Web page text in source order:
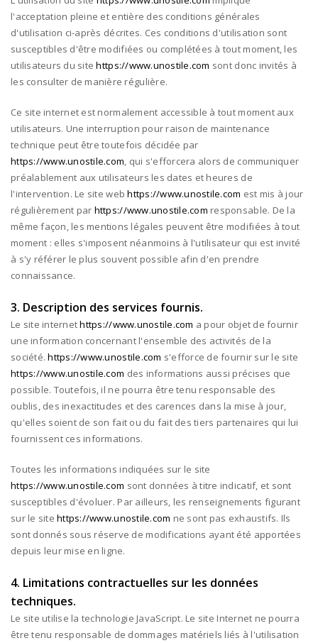
l'acceptation pleine et entière des conditions générales
d'utilisation ci-après décrites. Ces conditions d'utilisation sont
susceptibles d'être modifiées ou complétées à tout moment, les
utilisateurs du sitehttps://www.unostile.com sont donc invités à
les consulter de manière régulière.
Ce site internet est normalement accessible à tout moment aux
utilisateurs. Une interruption pour raison de maintenance
technique peut être toutefois décidée par
https://www.unostile.com, qui s'efforcera alors de communiquer
préalablement aux utilisateurs les dates et heures de
l'intervention. Le site webhttps://www.unostile.com est mis à jour
régulièrement par https://www.unostile.com responsable. De la
même façon, les mentions légales peuvent être modifiées à tout
moment : elles s'imposent néanmoins à l'utilisateur qui est invité
à s'y référer le plus souvent possible afin d'en prendre
connaissance.
3. Description des services fournis.
Le site internethttps://www.unostile.com a pour objet de fournir
une information concernant l'ensemble des activités de la
société.https://www.unostile.com s'efforce de fournir sur le site
https://www.unostile.com des informations aussi précises que
possible. Toutefois, il ne pourra être tenu responsable des
oublis, des inexactitudes et des carences dans la mise à jour,
qu'elles soient de son fait ou du fait des tiers partenaires qui lui
fournissent ces informations.
Toutes les informations indiquées sur le site
https://www.unostile.com sont données à titre indicatif, et sont
susceptibles d'évoluer. Par ailleurs, les renseignements figurant
sur le sitehttps://www.unostile.com ne sont pas exhaustifs. Ils
sont donnés sous réserve de modifications ayant été apportées
depuis leur mise en ligne.
4. Limitations contractuelles sur les données
techniques.
Le site utilise la technologie JavaScript. Le site Internet ne pourra
être tenu responsable de dommages matériels liés à l'utilisation